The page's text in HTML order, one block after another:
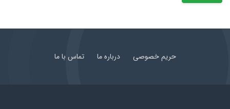
حریم خصوصی درباره ما تماس با ما